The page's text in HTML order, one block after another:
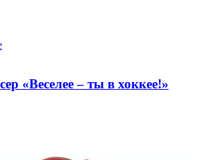
«Веселее – ты в хоккее!»